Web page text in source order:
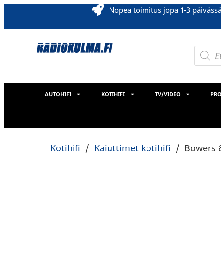
Nopea toimitus jopa 1-3 päivässä
AUTOHIFI KOTIHIFI TV/VIDEO
Kotihifi / Kaiuttimet kotihifi / Bowers